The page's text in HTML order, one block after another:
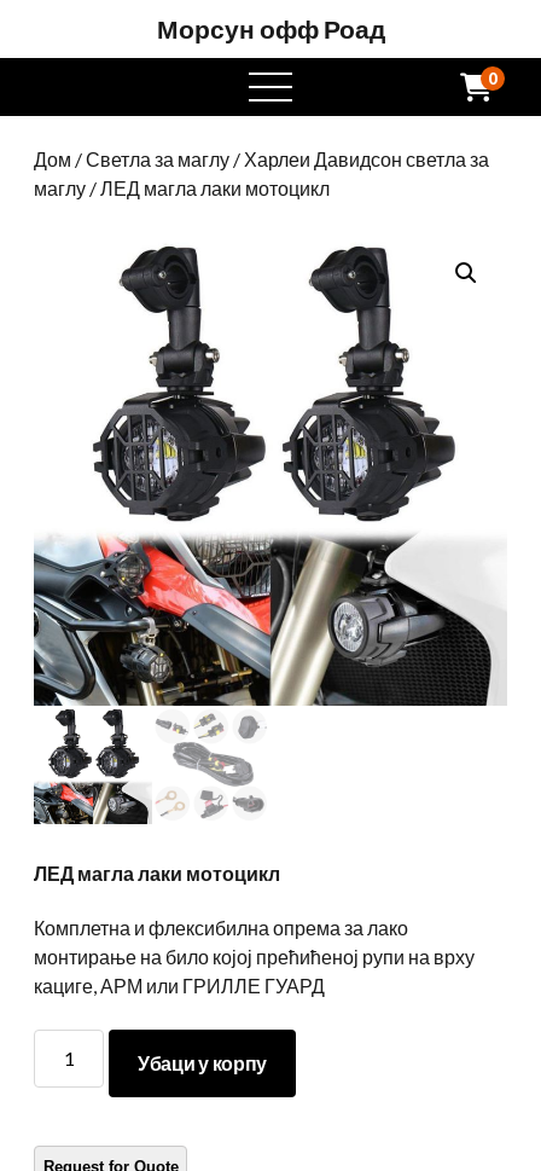
Морсун офф Роад
отворен
мени
0
Дом /Светла за маглу / Харлеи Давидсон светла за
маглу / ЛЕД магла лаки мотоцикл
ЛЕД магла лаки мотоцикл
Комплетна и флексибилна опрема за лако
монтирање на било којој прећићеној рупи на врху
кациге, АРМ или ГРИЛЛЕ ГУАРД
магла
количина
Убаци у корпу